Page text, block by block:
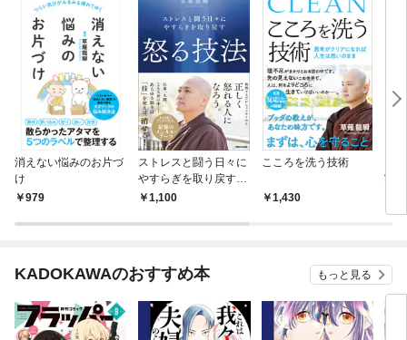
消えない悩みのお片づ
け
979
ストレスと闘う日々に
やすらぎを取り戻す
怒る技法
1,100
こころを洗う技術
1,430
実
KADOKAWAのおすすめ本 もっと見る